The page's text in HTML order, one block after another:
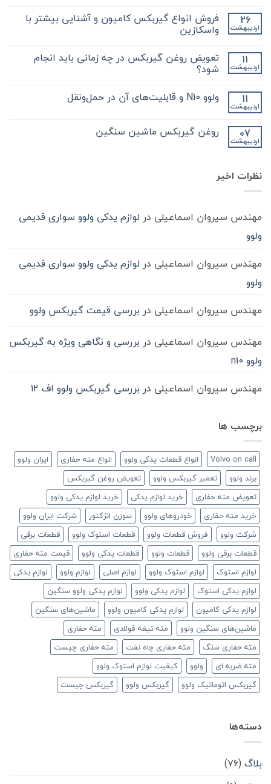
دیدگاهی
نکات
مهم
کلیدی
در
مورد
بکس
کامیون
باید
نشده 26
اردیبهشت
فروش انواع گیربکس کامیون و آشنایی بیشتر با
واسکازین
برای
فروش
انواع
و
آشنایی
واسکازین
ثبت
نشده 11
اردیبهشت
تعویض روغن گیربکس در چه زمانی باید انجام
شود؟
برای
تعویض
در
چه
ثبت
نشده 11
اردیبهشت
ولوو N10 و قابلیت‌های آن در حمل‌ونقل
ولوو
N10
حمل‌ونقل
ثبت
نشده 07
اردیبهشت
روغن گیربکس ماشین سنگین
گیربکس
ماشیننظرات اخیر
مهندس سیروان اسماعیلی در لوازم یدکی ولوو سواری قدیمی
ولوو
مهندس سیروان اسماعیلی در لوازم یدکی ولوو سواری قدیمی
ولوو
مهندس سیروان اسماعیلی در بررسی قیمت گیربکس ولوو
مهندس سیروان اسماعیلی در بررسی و نگاهی ویژه به گیربکس
ولوو n10
مهندس سیروان اسماعیلی در بررسی گیربکس ولوو اف 12
برچسب ها
Volvo on call انواع قطعات یدکی ولوو انواع مته حفاری
ایران ولوو
برند ولوو
تعمیر گیربکس ولوو
تعویض روغن گیربکس
تعویض مته حفاری
خرید لوازم یدکی
خرید لوازم یدکی ولوو
خرید مته حفاری
خودروهای ولوو سوزن انژکتور
شرکت ایران ولوو
شرکت ولوو
فروش قطعات ولوو قطعات استوک ولوو
قطعات برقی
قطعات برقی ولوو
قطعات ولوو قطعات یدکی ولوو
قیمت مته حفاری
لوازم استوک
لوازم استوک ولوو لوازم اصلی لوازم ولوو
لوازم یدکی
لوازم یدکی استوک
لوازم یدکی ولوو
لوازم یدکی ولوو سنگین
لوازم یدکی کامیون
لوازم یدکی کامیون ولوو
ماشین‌های سنگین
ماشین‌های سنگین ولوو
مته تیغه فولادی
مته حفاری
مته حفاری سنگ
مته حفاری چاه نفت
مته حفاری چیست
مته ضربه ای
ولوو
کیفیت لوازم استوک ولوو
گیربکس اتوماتیک ولوو
گیربکس ولوو گیربکس چیست
دسته‌ها
بلاگ (۷۶)